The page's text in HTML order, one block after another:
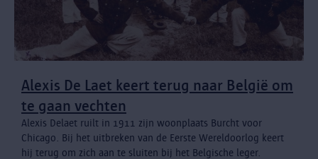
Alexis De Laet keert terug naar België om
te gaan vechten
Alexis Delaet ruilt in 1911 zijn woonplaats Burcht voor
Chicago. Bij het uitbreken van de Eerste Wereldoorlog keert
hij terug om zich aan te sluiten bij het Belgische leger.